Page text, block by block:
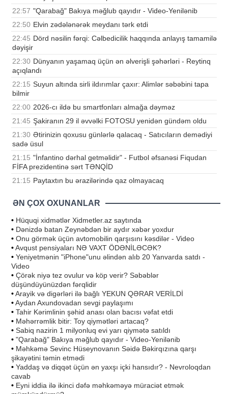
22:57 "Qarabağ" Bakıya məğlub qayıdır - Video-Yenilənib
22:50 Elvin zədələnərək meydanı tərk etdi
22:45 Dörd nəsilin fərqi: Cəlbedicilik haqqında anlayış tamamilə
dəyişir
22:30 Dünyanın yaşamaq üçün ən əlverişli şəhərləri - Reytinq
açıqlandı
22:15 Suyun altında sirli ildırımlar çaxır: Alimlər səbəbini tapa
bilmir
22:00 2026-cı ildə bu smartfonları almağa dəyməz
21:45 Şakiranın 29 il əvvəlki FOTOSU yenidən gündəm oldu
21:30 Ətirinizin qoxusu günlərlə qalacaq - Satıcıların demədiyi
sadə üsul
21:15 "İnfantino dərhal getməlidir" - Futbol əfsanəsi Fiqudan
FİFA prezidentinə sərt TƏNQİD
21:15 Paytaxtın bu ərazilərində qaz olmayacaq
ƏN ÇOX OXUNANLAR
• Hüquqi xidmətlər Xidmetler.az saytında
• Dənizdə batan Zeynəbdən bir aydır xəbər yoxdur
• Onu görmək üçün avtomobilin qarşısını kəsdilər - Video
•Avqust pensiyaları NƏ VAXT ÖDƏNİLƏCƏK?
• Yeniyetmənin "iPhone"unu əlindən alıb 20 Yanvarda satdı -
Video
• Çörək niyə tez ovulur və köp verir? Səbəblər
düşündüyünüzdən fərqlidir
•Arayik və digərləri ilə bağlı YEKUN QƏRAR VERİLDİ
•Aydan Axundovadan sevgi paylaşımı
• Tahir Kərimlinin şəhid anası olan bacısı vəfat etdi
• Məhərrəmlik bitir: Toy qiymətləri artacaq?
• Sabiq nazirin 1 milyonluq evi yarı qiymətə satıldı
• "Qarabağ" Bakıya məğlub qayıdır - Video-Yenilənib
• Məhkəmə Sevinc Hüseynovanın Səidə Bəkirqızına qarşı
şikayətini təmin etmədi
• Yaddaş və diqqət üçün ən yaxşı içki hansıdır? - Nevroloqdan
cavab
• Eyni iddia ilə ikinci dəfə məhkəməyə müraciət etmək